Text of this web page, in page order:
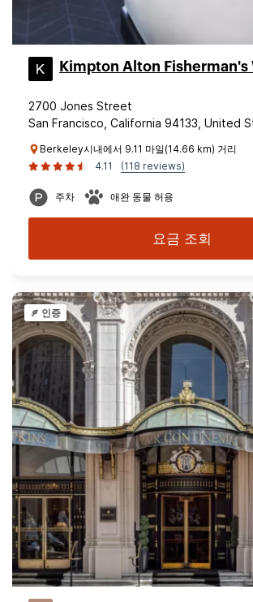
Kimpton Alton Fisherman's
2700 Jones Street
San Francisco, California 94133, United
Berkeley시내에서 9.11 마일(14.66 km) 거리
4.11
(118 reviews)
주차 애완 동물 허용
요금 조회
인증